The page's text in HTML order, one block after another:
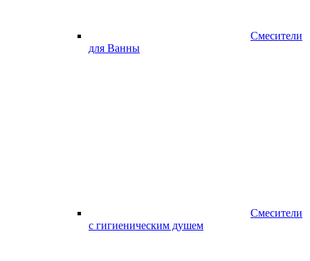
Смесители
для Ванны
Смесители
с гигиеническим душем